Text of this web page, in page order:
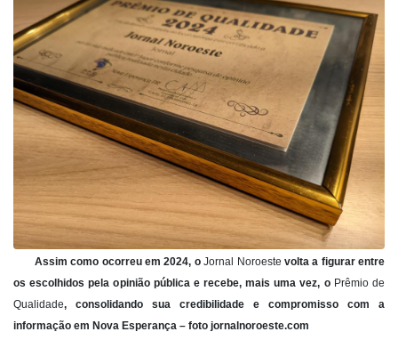
Assim como ocorreu em 2024, oJornal Noroeste volta a figurar entre
os escolhidos pela opinião pública e recebe, mais uma vez, o Prêmio de
Qualidade, consolidando sua credibilidade e compromisso com a
informação em Nova Esperança – foto jornalnoroeste.com